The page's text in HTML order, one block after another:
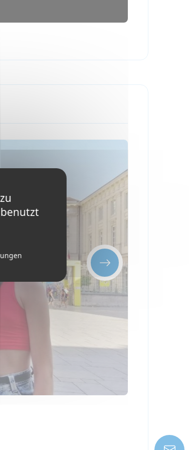
afrikanischer Tanz und
geplant sind, anschließen.
Französischstudien), um mit
entwickelt und organisiert.